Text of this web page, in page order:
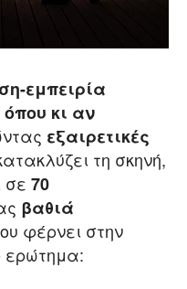
εμπειρία
όπου κι αν
εξαιρετικές
τη σκηνή,
σε 70
βαθιά
φέρνει στην
ερώτημα: